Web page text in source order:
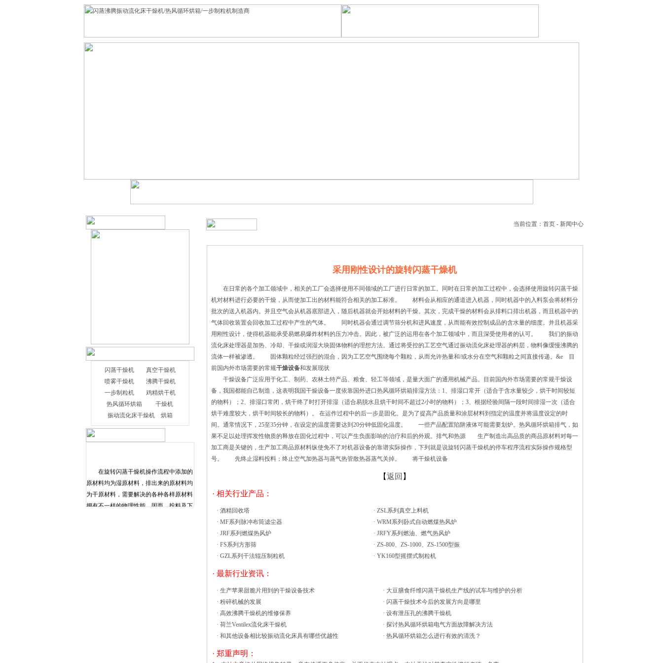
闪蒸干燥机
真空干燥机
喷雾干燥机
沸腾干燥机
一步制粒机
鸡精烘干机
热风循环烘箱
干燥机
振动流化床干燥机
烘箱
在旋转闪蒸干燥机操作流程中添加的
原材料均为湿原材料，排出来的原材料均
为干原材料，需要解决的各种各样原材料
拥有不一样的物理性能，因而，投料及下
当前位置： 首页- 新闻中心
采用刚性设计的旋转闪蒸干燥机
在日常的各个加工领域中，相关的工厂会选择使用不同领域的工厂进行日常的加工。同时在日常的加工过程中，会选择使用旋转闪蒸干燥
机对材料进行必要的干燥，从而使加工出的材料能符合相关的加工标准。 材料会从相应的通道进入机器，同时机器中的入料泵会将材料分
批次的送入机器内。并且空气会从机器底部进入，随后机器就会开始材料的干燥。其次，完成干燥的材料会从排料口排出机器，而且机器中的
气体回收装置会回收加工过程中产生的气体。 同时机器会通过调节筛分机和进风速度，从而能有效控制成品的含水量的细度。并且机器采
用刚性设计，使得机器能承受易燃易爆炸材料的压力冲击。因此，被广泛的运用在各个加工领域中，而且深受使用者的认可。 我们的振动
流化床处理器是加热、冷却、干燥或润湿大块固体物料的理想方法。通过将受控的工艺空气通过振动流化床处理器的料层，物料像缓慢沸腾的
流体一样被渗透。 固体颗粒经过强烈的混合，因为工艺空气围绕每个颗粒，从而允许热量和/或水分在空气和颗粒之间直接传递。&e 目
前国内外市场需要的常规干燥设备和发展现状
干燥设备广泛应用于化工、制药、农林土特产品、粮食、轻工等领域，是量大面广的通用机械产品。目前国内外市场需要的常规干燥设
备，我国都能自己制造，这表明我国干燥设备一度依靠国外进口热风循环烘箱排湿方法：1、排湿口常开（适合于含水量较少，烘干时间较短
的物料）；2、排湿口常闭，烘干终了时打开排湿（适合易脱水且烘干时间不超过2小时的物料）；3、根据经验间隔一段时间排湿一次（适合
烘干难度较大，烘干时间较长的物料）。 在运作过程中的后一步是固化。是为了提高产品质量和涂层材料到指定的温度并将温度设定的时
间。通常情况下，25至35分钟，在设定的温度需要达到20分钟低固化温度。 一些产品配置陷阱液体可能需要划炉。热风循环烘箱排气，如
果不足以处理挥发性物质的释放在固化过程中，可以产生负面影响的治疗和后的外观。排气和热源 生产制造出高品质的商品原材料对每一
加工商是关键的，生产加工商品原材料纵使免不了对机器设备的靠谱实际操作，下列就是说旋转闪蒸干燥机的停车程序流程实际操作规格型
号。 先终止湿料投料；终止空气加热器与蒸气热管散热器蒸气关掉。 将干燥机设备
【返回 】
· 相关行业产品：
· 酒精回收塔 · ZSL系列真空上料机
· MF系列脉冲布筒滤尘器 · WRM系列卧式自动燃煤热风炉
· JRF系列燃煤热风炉 · JRFY系列燃油、燃气热风炉
· FS系列方形筛 · ZS-800、ZS-1000、ZS-1500型振
· GZL系列干法辊压制粒机 · YK160型摇摆式制粒机
· 最新行业资讯：
· 生产苹果甜脆片用到的干燥设备技术 · 大豆膳食纤维闪蒸干燥机生产线的试车与维护的分析
· 粉碎机械的发展 · 闪蒸干燥技术今后的发展方向是哪里
· 高效沸腾干燥机的维修保养 · 设有泄压孔的沸腾干燥机
· 荷兰Ventilex流化床干燥机 · 探讨热风循环烘箱电气方面故障解决方法
· 和其他设备相比较振动流化床具有哪些优越性 · 热风循环烘箱怎么进行有效的清洗？
· 郑重声明：